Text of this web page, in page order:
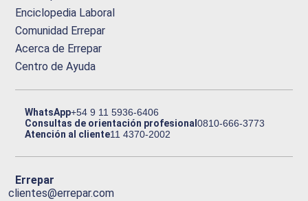
Enciclopedia Laboral
Comunidad Errepar
Acerca de Errepar
Centro de Ayuda
WhatsApp+54 9 11 5936-6406
Consultas de orientación profesional0810-666-3773
Atención al cliente11 4370-2002
Errepar
clientes@errepar.com